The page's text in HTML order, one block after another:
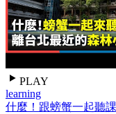
PLAY
learning
什麼！跟螃蟹一起聽